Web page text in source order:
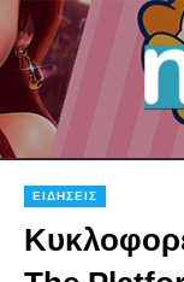
ΕΙΔΉΣΕΙΣ